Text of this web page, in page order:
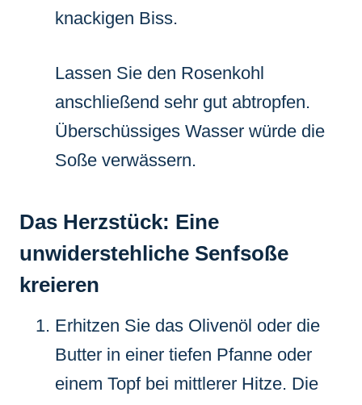
knackigen Biss.
Lassen Sie den Rosenkohl
anschließend sehr gut abtropfen.
Überschüssiges Wasser würde die
Soße verwässern.
Das Herzstück: Eine
unwiderstehliche Senfsoße
kreieren
Erhitzen Sie das Olivenöl oder die
Butter in einer tiefen Pfanne oder
einem Topf bei mittlerer Hitze. Die